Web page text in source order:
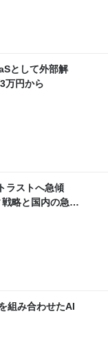
として外部解
万円から
ラストへ急傾
略と国内の急成
組み合わせたAI